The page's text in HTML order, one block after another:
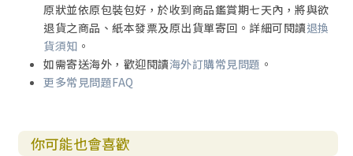
原狀並依原包裝包好，於收到商品鑑賞期七天內，將與欲
退貨之商品、紙本發票及原出貨單寄回。詳細可閱讀退換
貨須知 。
如需寄送海外，歡迎閱讀海外訂購常見問題 。
更多常見問題FAQ
你可能也會喜歡